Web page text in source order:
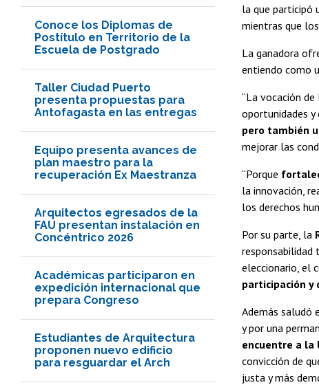
Conoce los Diplomas de
Postítulo en Territorio de la
Escuela de Postgrado
Taller Ciudad Puerto
presenta propuestas para
Antofagasta en las entregas
Equipo presenta avances de
plan maestro para la
recuperación Ex Maestranza
Arquitectos egresados de la
FAU presentan instalación en
Concéntrico 2026
Académicas participaron en
expedición internacional que
prepara Congreso
Estudiantes de Arquitectura
proponen nuevo edificio
para resguardar el Arch
la que participó
mientras que
La ganadora
entiendo como
“La vocación
oportunidades
pero también
mejorar las
“Porque
la innovación,
los derechos
Por su parte, la
responsabilidad
eleccionario, el
participación y
Además saludó
y por una
encuentre a la
convicción de
justa y más